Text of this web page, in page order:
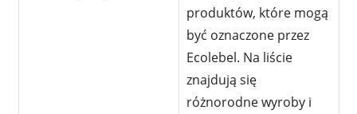
produktów, które mogą
być oznaczone przez
Ecolebel. Na liście
znajdują się
różnorodne wyroby i